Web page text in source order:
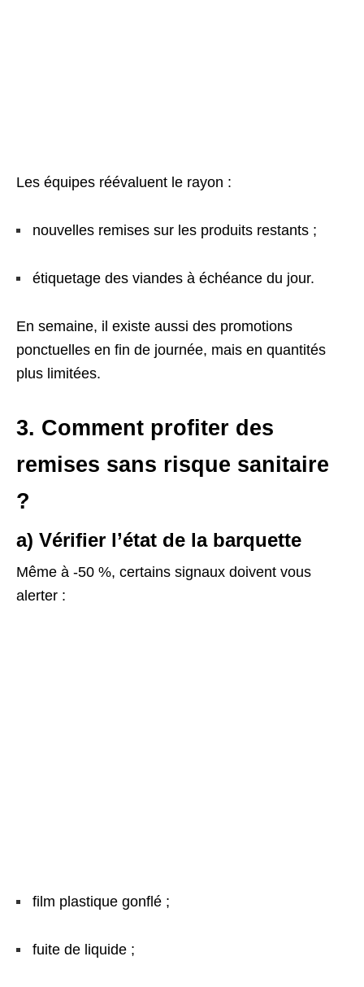
Les équipes réévaluent le rayon :
nouvelles remises sur les produits restants ;
étiquetage des viandes à échéance du jour.
En semaine, il existe aussi des promotions
ponctuelles en fin de journée, mais en quantités
plus limitées.
3. Comment profiter des
remises sans risque sanitaire
?
a) Vérifier l’état de la barquette
Même à -50 %, certains signaux doivent vous
alerter :
film plastique gonflé ;
fuite de liquide ;